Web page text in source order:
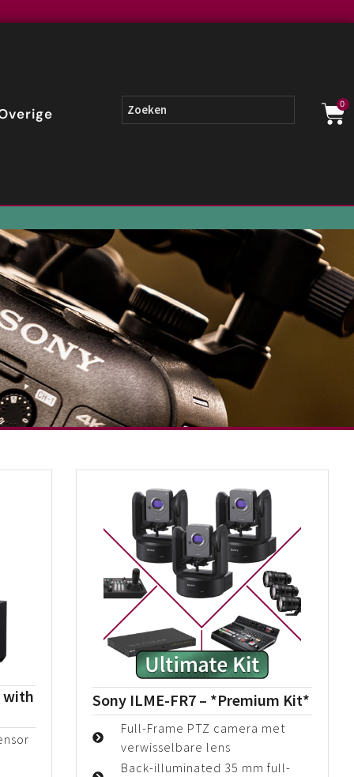
0
with
Sony ILME-FR7 – *Premium Kit*
Full-Frame PTZ camera met
verwisselbare lens
Back-illuminated 35 mm full-